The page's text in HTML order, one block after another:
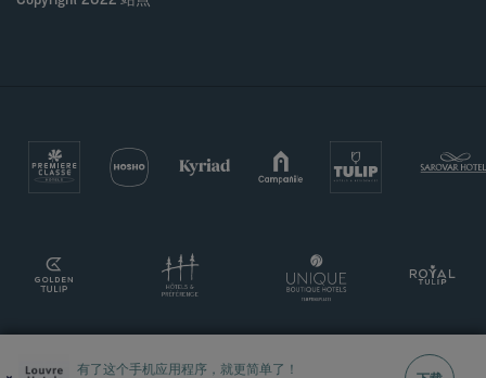
有了这个手机应用程序，就更简单了！